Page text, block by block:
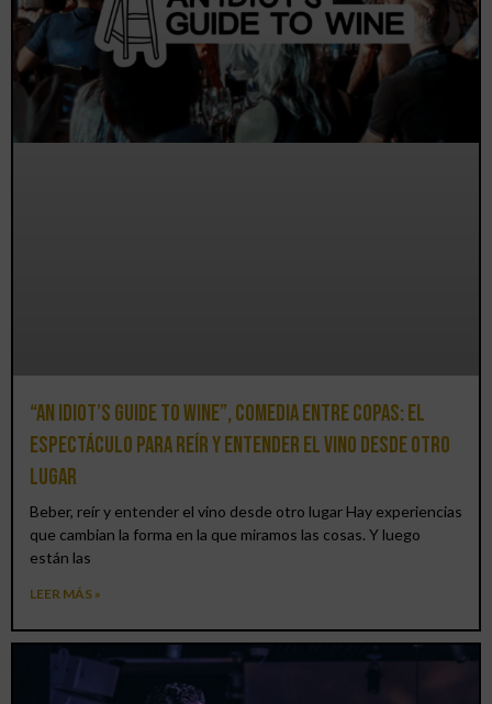
“An Idiot’s Guide to Wine”, comedia entre copas: el
espectáculo para reír y entender el vino desde otro
lugar
Beber, reír y entender el vino desde otro lugar Hay experiencias
que cambian la forma en la que miramos las cosas. Y luego
están las
LEER MÁS »